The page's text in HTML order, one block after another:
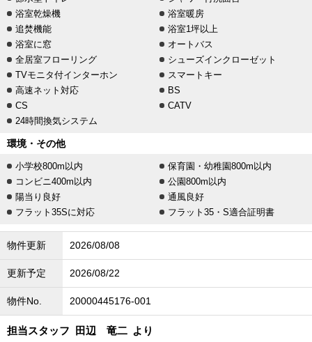
浴室乾燥機
浴室暖房
追焚機能
浴室1坪以上
浴室に窓
オートバス
全居室フローリング
シューズインクローゼット
TVモニタ付インターホン
スマートキー
高速ネット対応
BS
CS
CATV
24時間換気システム
環境・その他
小学校800m以内
保育園・幼稚園800m以内
コンビニ400m以内
公園800m以内
陽当り良好
通風良好
フラット35Sに対応
フラット35・S適合証明書
物件更新 2026/08/08
更新予定 2026/08/22
物件No. 20000445176-001
担当スタッフ 田辺 竜二 より